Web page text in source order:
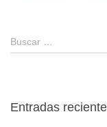
Buscar …
Entradas